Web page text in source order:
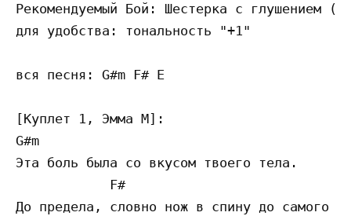
Рекомендуемый Бой: Шестерка с глушением
для удобства: тональность "+1"
вся песня: G#m F# E
[Куплет 1, Эмма М]:
G#m
Эта боль была со вкусом твоего тела.
F#
До предела, словно нож в спину до самого